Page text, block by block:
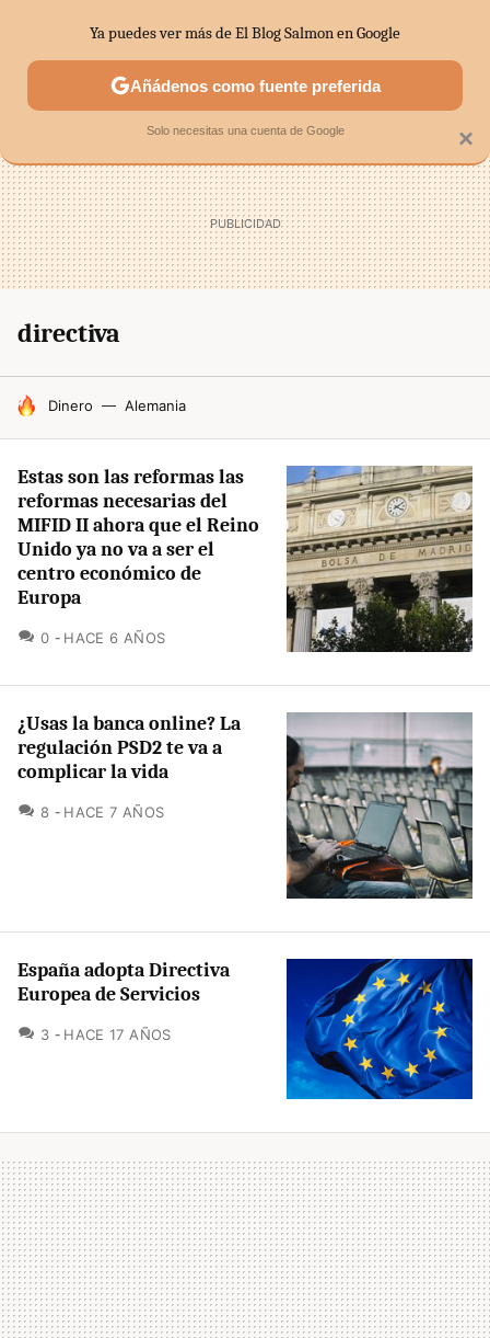
SECTORES ECONOMÍA DOMÉSTICA MERCADOS
directiva
HOY SE HABLA DE
Dinero Alemania
Estas son las reformas las
reformas necesarias del
MIFID II ahora que el Reino
Unido ya no va a ser el
centro económico de
Europa
0 COMENTARIOS
HACE 6 AÑOS
¿Usas la banca online? La
regulación PSD2 te va a
complicar la vida
8 COMENTARIOS
HACE 7 AÑOS
España adopta Directiva
Europea de Servicios
3 COMENTARIOS
HACE 17 AÑOS
×
Ya puedes ver más de El Blog Salmon en Google
Añádenos como fuente preferida
Solo necesitas una cuenta de Google